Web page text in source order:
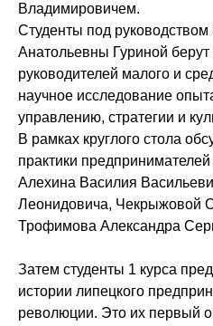
Владимировичем.
Студенты под
Анатольевны Гуриной
руководителей малого и
научное исследование
управлению, стратегии и
В рамках круглого стола
практики
Алехина Василия
Леонидовича, Чекрыжовой
Трофимова Александра
Затем студенты 1 курса
истории липецкого
революции. Это их первый